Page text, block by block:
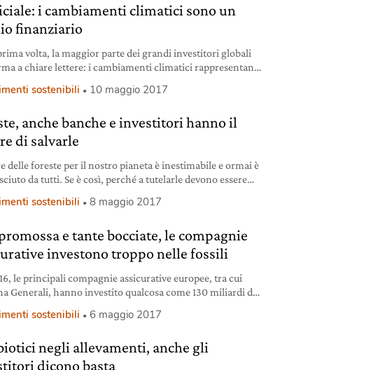
i cambiamenti climatici sono un
finanziario
volta, la maggior parte dei grandi investitori globali
a chiare lettere: i cambiamenti climatici rappresentano
studio dell’Asset Owner Disclosure Project, l’iniziativa
climatico da parte degli investitori. Ma anche in
sostenibili 10 maggio 2017
anche banche e investitori hanno il
di salvarle
delle foreste per il nostro pianeta è inestimabile e ormai è
da tutti. Se è così, perché a tutelarle devono essere
cambiare le cose. Eppure, c’è ancora chi nasconde la
sostenibili 8 maggio 2017
e tante bocciate, le compagnie
investono troppo nelle fossili
le principali compagnie assicurative europee, tra cui
Generali, hanno investito qualcosa come 130 miliardi di
sostenibili 6 maggio 2017
negli allevamenti, anche gli
dicono basta